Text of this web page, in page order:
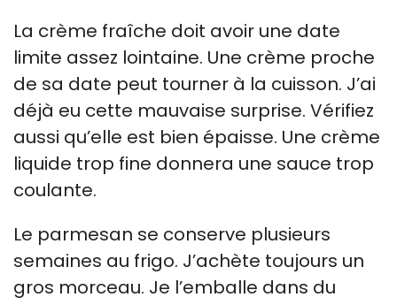
La crème fraîche doit avoir une date
limite assez lointaine. Une crème proche
de sa date peut tourner à la cuisson. J’ai
déjà eu cette mauvaise surprise. Vérifiez
aussi qu’elle est bien épaisse. Une crème
liquide trop fine donnera une sauce trop
coulante.
Le parmesan se conserve plusieurs
semaines au frigo. J’achète toujours un
gros morceau. Je l’emballe dans du